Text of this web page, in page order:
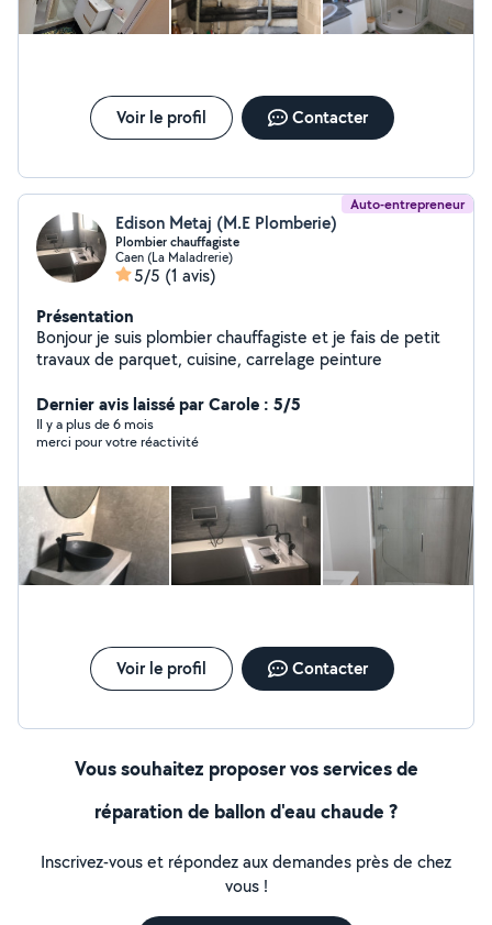
Voir le profil Contacter
Auto-entrepreneur
Edison Metaj (M.E Plomberie)
Plombier chauffagiste
Caen (La Maladrerie)
5/5 (1 avis)
Présentation
Bonjour je suis plombier chauffagiste et je fais de petit
travaux de parquet, cuisine, carrelage peinture
Dernier avis laissé par Carole : 5/5
Il y a plus de 6 mois
merci pour votre réactivité
Voir le profil Contacter
Vous souhaitez proposer vos services de
réparation de ballon d'eau chaude ?
Inscrivez-vous et répondez aux demandes près de chez
vous !